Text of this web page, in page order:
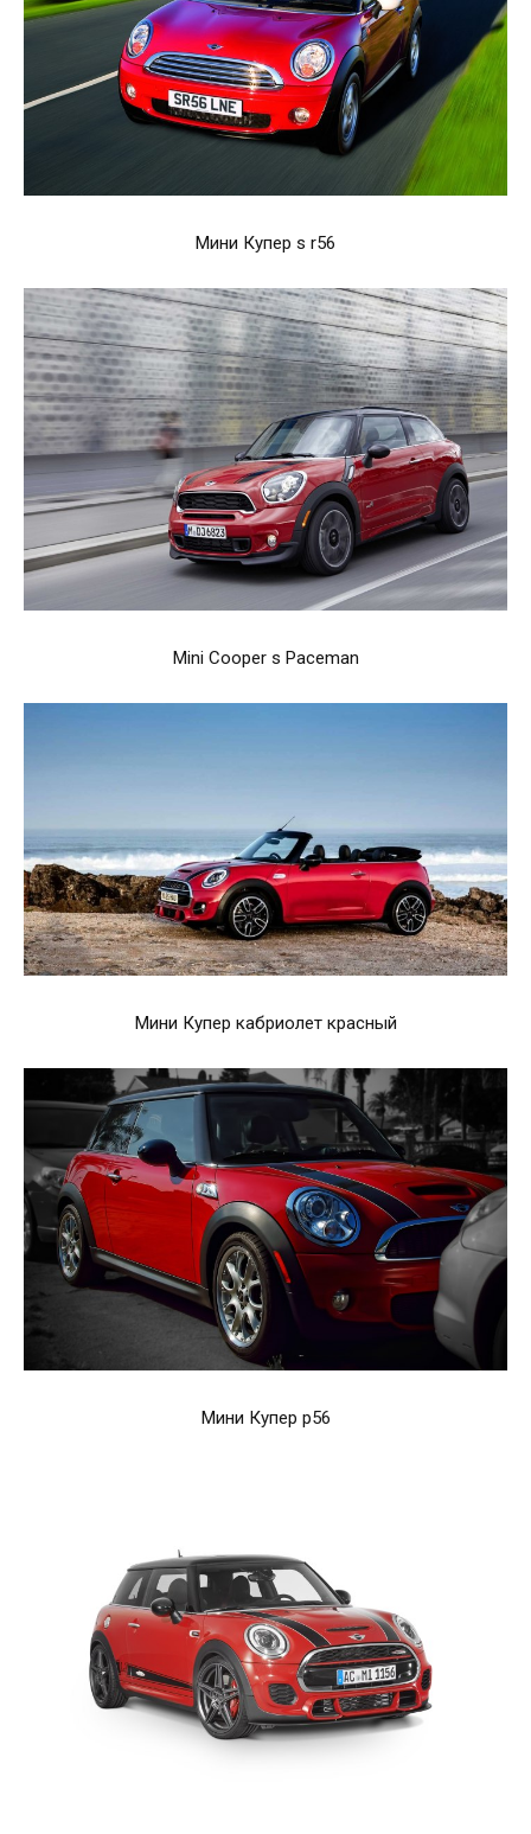
Мини Купер s r56
Mini Cooper s Paceman
Мини Купер кабриолет красный
Мини Купер р56